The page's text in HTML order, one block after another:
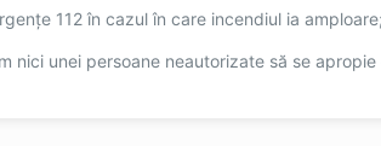
112 în cazul în care incendiul ia amploare;
nici unei persoane neautorizate să se